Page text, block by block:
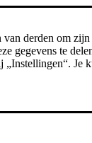
derden om
gegevens te
Je
prijs!